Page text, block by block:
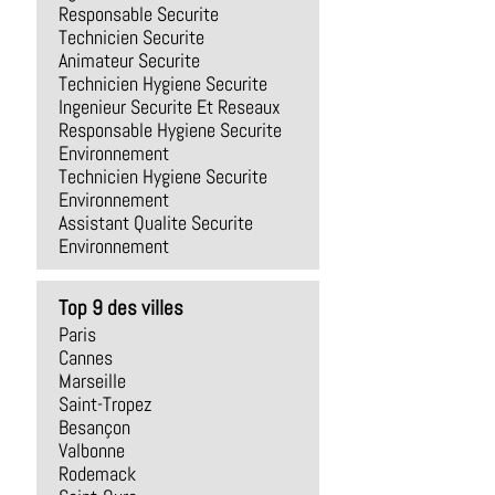
Responsable Securite
Technicien Securite
Animateur Securite
Technicien Hygiene Securite
Ingenieur Securite Et Reseaux
Responsable Hygiene Securite
Environnement
Technicien Hygiene Securite
Environnement
Assistant Qualite Securite
Environnement
Top 9 des villes
Paris
Cannes
Marseille
Saint-Tropez
Besançon
Valbonne
Rodemack